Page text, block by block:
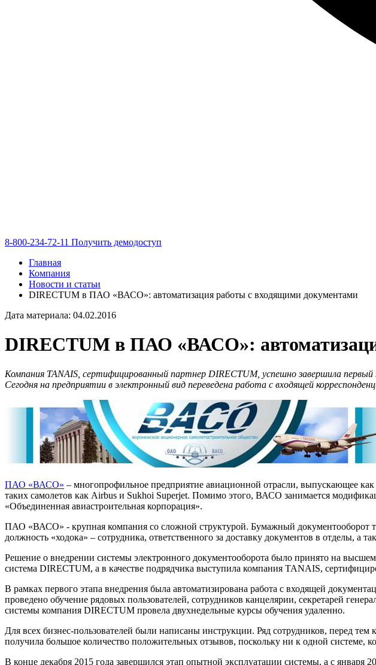
8-800-234-72-11 Получить демодоступ
Главная
Компания
Новости и статьи
DIRECTUM в ПАО «ВАСО»: автоматизация работы с входящими документами
Дата материала: 04.02.2016
DIRECTUM в ПАО «ВАСО»:
Компания TANAIS, сертифицированный партнер DIRECTUM, успешно завершила первый
Сегодня на предприятии в электронный вид переведена работа с входящей
ПАО «ВАСО» – многопрофильное предприятие авиационной отрасли, выпускающее
таких самолетов как Airbus и Sukhoi Superjet. Помимо этого, ВАСО занимается
«Объединенная авиастроительная корпорация».
ПАО «ВАСО» - крупная компания со сложной структурой. Бумажный документооборот
должность «ходока» – сотрудника, ответственного за доставку документов в отделы, а
Решение о внедрении системы электронного документооборота было принято на
система DIRECTUM, а в качестве подрядчика выступила компания TANAIS,
В рамках первого этапа внедрения была автоматизирована работа с входящей
проведено обучение рядовых пользователей, сотрудников канцелярии, секретарей
системы компания DIRECTUM провела двухнедельные курсы обучения удаленно.
Для всех бизнес-пользователей были написаны инструкции. Ряд сотрудников, перед
получила большое количество положительных отзывов, поскольку ни к одной системе,
В конце декабря 2015 года завершился этап опытной эксплуатации системы, а с января